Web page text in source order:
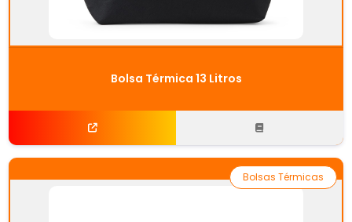
Bolsa Térmica 13 Litros
Bolsas Térmicas